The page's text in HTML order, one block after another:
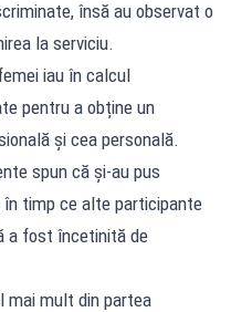
însă au observat o
la serviciu.
iau în calcul
pentru a obține un
și cea personală.
spun că și-au pus
în timp ce alte participante
a fost încetinită de
mai mult din partea